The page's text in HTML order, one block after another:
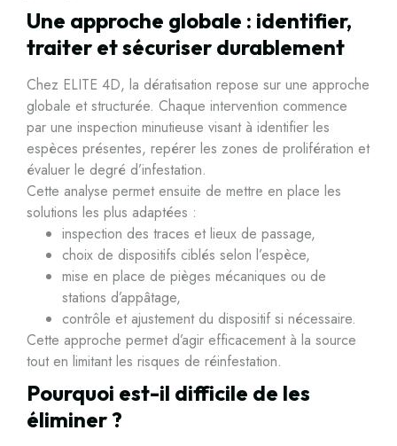
Une approche globale : identifier,
traiter et sécuriser durablement
Chez ELITE 4D, la dératisation repose sur une approche
globale et structurée. Chaque intervention commence
par une inspection minutieuse visant à identifier les
espèces présentes, repérer les zones de prolifération et
évaluer le degré d’infestation.
Cette analyse permet ensuite de mettre en place les
solutions les plus adaptées :
inspection des traces et lieux de passage,
choix de dispositifs ciblés selon l’espèce,
mise en place de pièges mécaniques ou de
stations d’appâtage,
contrôle et ajustement du dispositif si nécessaire.
Cette approche permet d’agir efficacement à la source
tout en limitant les risques de réinfestation.
Pourquoi est-il difficile de les
éliminer ?